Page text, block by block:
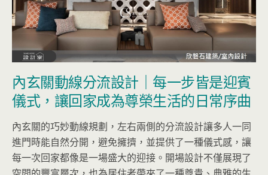
內玄關動線分流設計｜每一步皆是迎賓
儀式，讓回家成為尊榮生活的日常序曲
內玄關的巧妙動線規劃，左右兩側的分流設計讓多人一同
進門時能自然分開，避免擁擠，並提供了一種儀式感，讓
每一次回家都像是一場盛大的迎接。開場設計不僅展現了